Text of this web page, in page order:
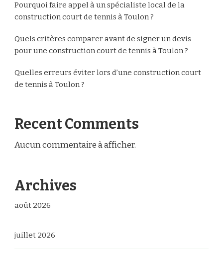
Pourquoi faire appel à un spécialiste local de la
construction court de tennis à Toulon ?
Quels critères comparer avant de signer un devis
pour une construction court de tennis à Toulon ?
Quelles erreurs éviter lors d’une construction court
de tennis à Toulon ?
Recent Comments
Aucun commentaire à afficher.
Archives
août 2026
juillet 2026